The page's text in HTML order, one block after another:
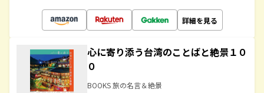
詳細を見る
心に寄り添う台湾のことばと絶景１０
０
BOOKS 旅の名言＆絶景